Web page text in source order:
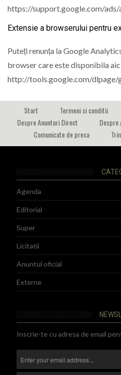
https://support.google.com/
Extensie a browserului pentru
Puteți renunța la Google
browser care este disponibila
http://tools.google.com/dlpage/
Start Termeni si conditii
Despre Anunturi Direct
Despre
Comunicate de presa
Agenda
Editorial
Super
Licitatii
Anuntul oficial
Externe
Inscrie-te cu adresa de email